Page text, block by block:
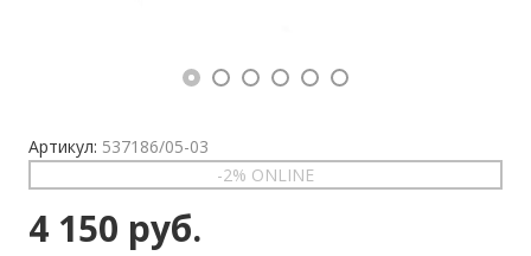
Артикул: 537186/05-03
-2% ONLINE
4 150 руб.